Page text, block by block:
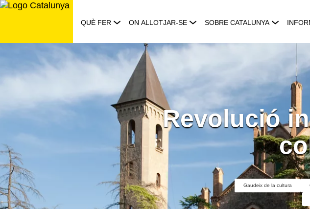
Saltar
QUÈ FER ON ALLOTJAR-SE SOBRE CATALUNYA
Revolució
Gaudeix de la cultura